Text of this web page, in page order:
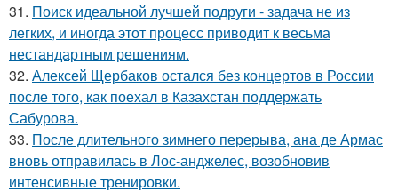
31. Поиск идеальной лучшей подруги - задача не из
легких, и иногда этот процесс приводит к весьма
нестандартным решениям.
32. Алексей Щербаков остался без концертов в России
после того, как поехал в Казахстан поддержать
Сабурова.
33. После длительного зимнего перерыва, ана де Армас
вновь отправилась в Лос-анджелес, возобновив
интенсивные тренировки.